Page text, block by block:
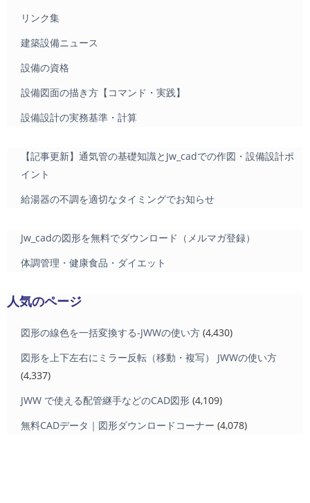
リンク集
建築設備ニュース
設備の資格
設備図面の描き方【コマンド・実践】
設備設計の実務基準・計算
【記事更新】通気管の基礎知識とJw_cadでの作図・設備設計ポ
イント
給湯器の不調を適切なタイミングでお知らせ
Jw_cadの図形を無料でダウンロード（メルマガ登録）
体調管理・健康食品・ダイエット
人気のページ
図形の線色を一括変換する-JWWの使い方 (4,430)
図形を上下左右にミラー反転（移動・複写） JWWの使い方
(4,337)
JWW で使える配管継手などのCAD図形 (4,109)
無料CADデータ｜図形ダウンロードコーナー (4,078)